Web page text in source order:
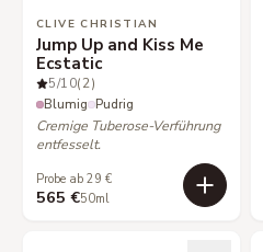
CLIVE CHRISTIAN
Jump Up and Kiss Me
Ecstatic
5/10(2)
Blumig Pudrig
Cremige Tuberose-Verführung
entfesselt.
Probe ab 29 €
565 €50ml